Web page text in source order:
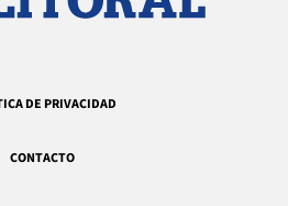
DE PRIVACIDAD
CONTACTO